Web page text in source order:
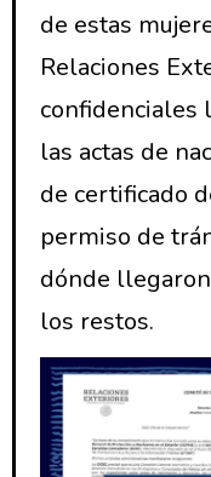
de estas
Relaciones
confidenciales
las actas de
de certificado
permiso de
dónde
los restos.